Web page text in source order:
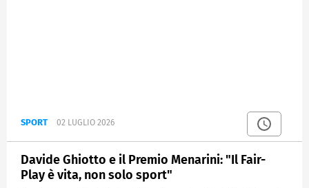
SPORT 02 LUGLIO 2026
Davide Ghiotto e il Premio Menarini: "Il Fair-
Play è vita, non solo sport"